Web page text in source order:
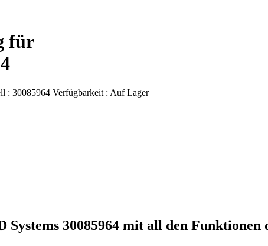
für
: 30085964 Verfügbarkeit : Auf Lager
Systems 30085964 mit all den Funktionen